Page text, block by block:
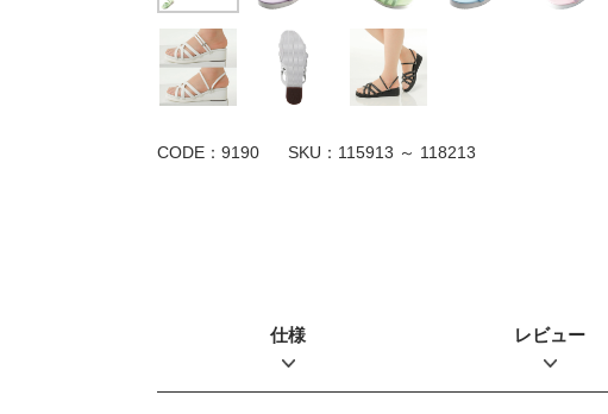
CODE：9190 SKU： 115913 ～ 118213
仕様 レビュー